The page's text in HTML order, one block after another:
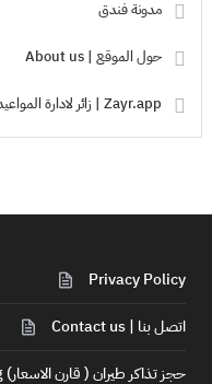
مدونة فندق
حول الموقع | About us
Zayr.app | زائر لادارة المواعيد والخدمات
Privacy Policy
اتصل بنا | Contact us
حجز تذاكر طيران ( قارن الاسعار) Flight Booking